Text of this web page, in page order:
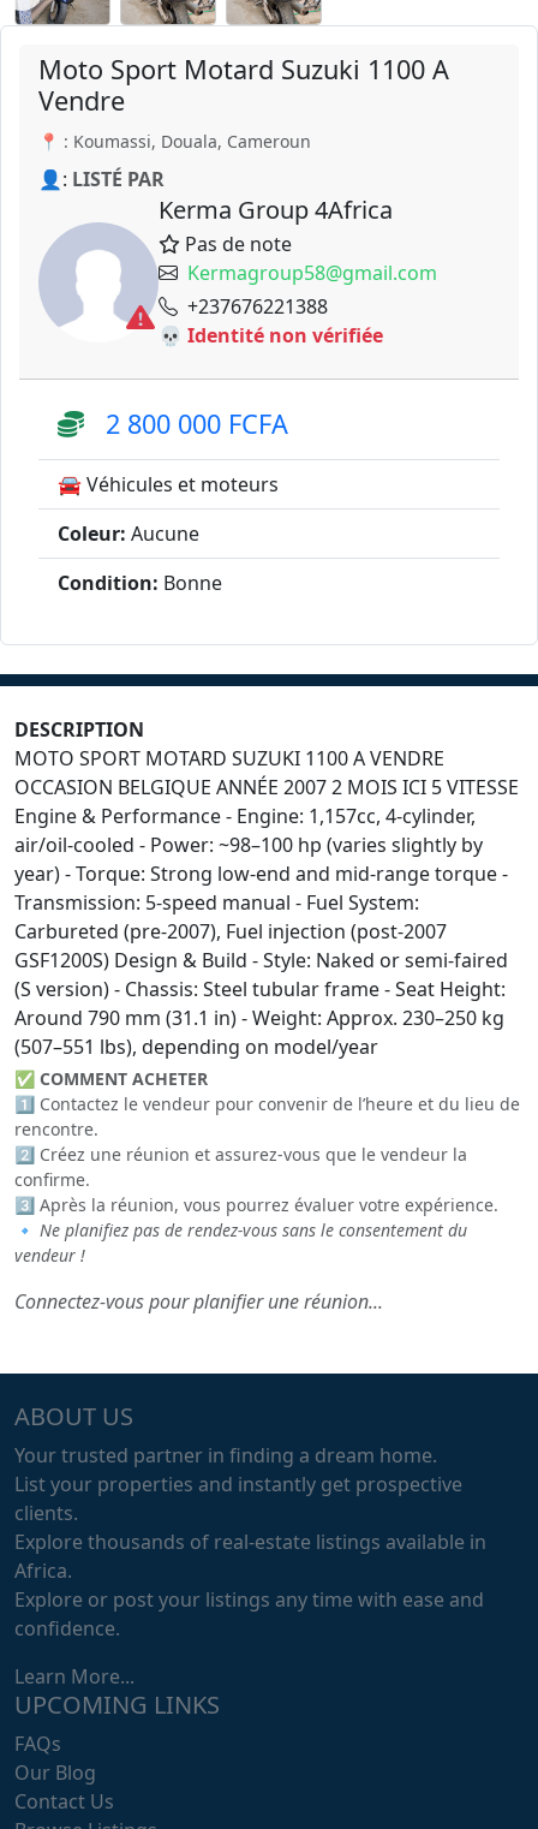
Moto Sport Motard Suzuki 1100 A
Vendre
📍 : Koumassi, Douala, Cameroun
👤: LISTÉ PAR
Kerma Group 4Africa
Pas de note
Kermagroup58@gmail.com
+237676221388
💀 Identité non vérifiée
2 800 000 FCFA
🚘 Véhicules et moteurs
Coleur: Aucune
Condition: Bonne
DESCRIPTION
MOTO SPORT MOTARD SUZUKI 1100 A VENDRE
OCCASION BELGIQUE ANNÉE 2007 2 MOIS ICI 5 VITESSE
Engine & Performance - Engine: 1,157cc, 4-cylinder,
air/oil-cooled - Power: ~98–100 hp (varies slightly by
year) - Torque: Strong low-end and mid-range torque -
Transmission: 5-speed manual - Fuel System:
Carbureted (pre-2007), Fuel injection (post-2007
GSF1200S) Design & Build - Style: Naked or semi-faired
(S version) - Chassis: Steel tubular frame - Seat Height:
Around 790 mm (31.1 in) - Weight: Approx. 230–250 kg
(507–551 lbs), depending on model/year
✅ COMMENT ACHETER
1️⃣ Contactez le vendeur pour convenir de l’heure et du lieu de
rencontre.
2️⃣ Créez une réunion et assurez-vous que le vendeur la
confirme.
3️⃣ Après la réunion, vous pourrez évaluer votre expérience.
🔹 Ne planifiez pas de rendez-vous sans le consentement du
vendeur !
Connectez-vous pour planifier une réunion...
ABOUT US
Your trusted partner in finding a dream home.
List your properties and instantly get prospective
clients.
Explore thousands of real-estate listings available in
Africa.
Explore or post your listings any time with ease and
confidence.
Learn More...
UPCOMING LINKS
FAQs
Our Blog
Contact Us